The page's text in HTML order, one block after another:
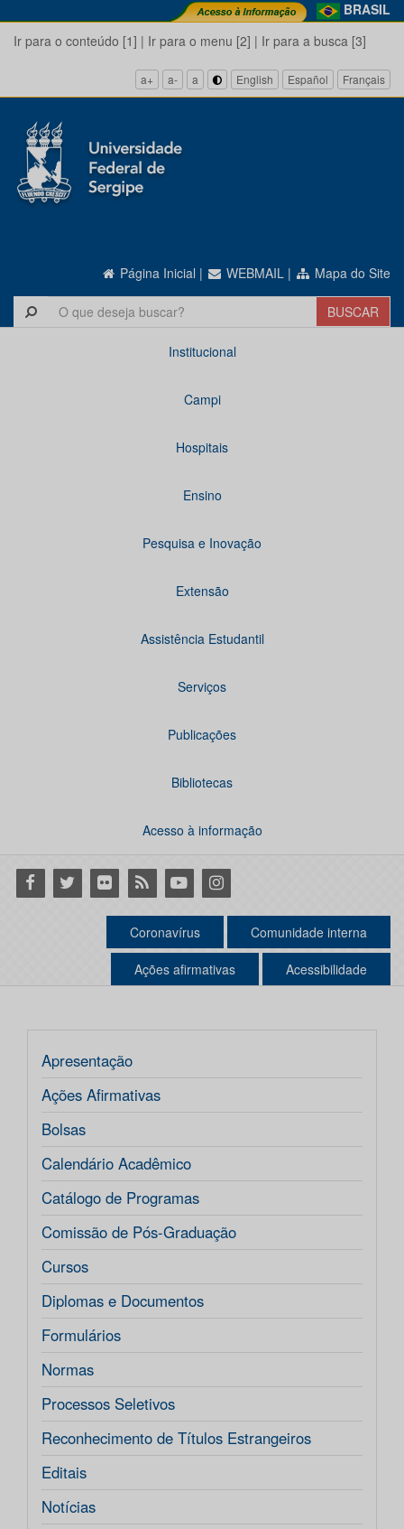
BRASIL
Ir para o conteúdo [1] | Ir para o menu [2] | Ir para a busca [3]
a+ a- a English Español Français
Página Inicial | WEBMAIL | Mapa do Site
Institucional
Campi
Hospitais
Ensino
Pesquisa e Inovação
Extensão
Assistência Estudantil
Serviços
Publicações
Bibliotecas
Acesso à informação
Facebook
Twitter Flickr RSS YoutubeInstagram
Coronavírus Comunidade interna
Ações afirmativas Acessibilidade
Apresentação
Ações Afirmativas
Bolsas
Calendário Acadêmico
Catálogo de Programas
Comissão de Pós-Graduação
Cursos
Diplomas e Documentos
Formulários
Normas
Processos Seletivos
Reconhecimento de Títulos Estrangeiros
Editais
Notícias